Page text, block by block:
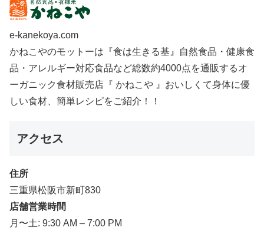
e-kanekoya.com
かねこやのモットーは『食は生きる基』自然食品・健康食
品・アレルギー対応食品など総数約4000点を通販するオ
ーガニック食材販売店『 かねこや 』おいしくて身体に優
しい食材、簡単レシピをご紹介！！
アクセス
住所
三重県松阪市新町830
店舗営業時間
月〜土: 9:30 AM – 7:00 PM